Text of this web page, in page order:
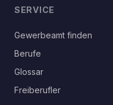
SERVICE
Gewerbeamt finden
Berufe
Glossar
Freiberufler